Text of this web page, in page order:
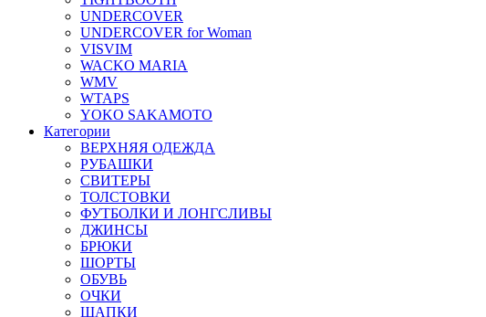
UNDERCOVER
UNDERCOVER for Woman
VISVIM
WACKO MARIA
WMV
WTAPS
YOKO SAKAMOTO
Категории
ВЕРХНЯЯ ОДЕЖДА
РУБАШКИ
СВИТЕРЫ
ТОЛСТОВКИ
ФУТБОЛКИ И ЛОНГСЛИВЫ
ДЖИНСЫ
БРЮКИ
ШОРТЫ
ОБУВЬ
ОЧКИ
ШАПКИ